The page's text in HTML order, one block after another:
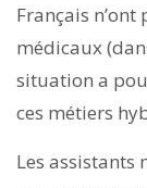
Français
médicaux
situation a
ces métiers
Les assistants